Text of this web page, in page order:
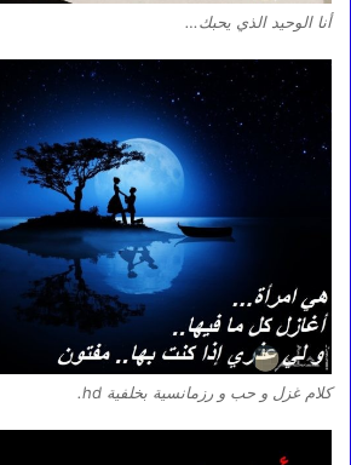
أنا الوحيد الذي يحبك…
كلام غزل و حب و رزمانسية بخلفية hd.